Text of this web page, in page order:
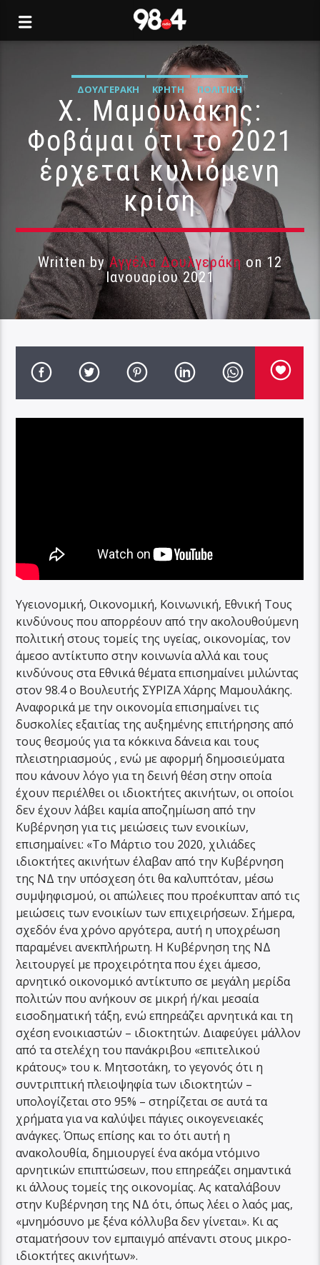
ΔΟΥΛΓΕΡΆΚΗ ΚΡΉΤΗ ΠΟΛΙΤΙΚΉ
Χ. Μαμουλάκης:
Φοβάμαι ότι το 2021
έρχεται κυλιόμενη
κρίση
Written byΑγγέλα Δουλγεράκηon 12
Ιανουαρίου 2021
Υγειονομική, Οικονομική, Κοινωνική, Εθνική Τους
κινδύνους που απορρέουν από την ακολουθούμενη
πολιτική στους τομείς της υγείας, οικονομίας, τον
άμεσο αντίκτυπο στην κοινωνία αλλά και τους
κινδύνους στα Εθνικά θέματα επισημαίνει μιλώντας
στον 98.4 ο Βουλευτής ΣΥΡΙΖΑ Χάρης Μαμουλάκης.
Αναφορικά με την οικονομία επισημαίνει τις
δυσκολίες εξαιτίας της αυξημένης επιτήρησης από
τους θεσμούς για τα κόκκινα δάνεια και τους
πλειστηριασμούς , ενώ με αφορμή δημοσιεύματα
που κάνουν λόγο για τη δεινή θέση στην οποία
έχουν περιέλθει οι ιδιοκτήτες ακινήτων, οι οποίοι
δεν έχουν λάβει καμία αποζημίωση από την
Κυβέρνηση για τις μειώσεις των ενοικίων,
επισημαίνει: «Το Μάρτιο του 2020, χιλιάδες
ιδιοκτήτες ακινήτων έλαβαν από την Κυβέρνηση
της ΝΔ την υπόσχεση ότι θα καλυπτόταν, μέσω
συμψηφισμού, οι απώλειες που προέκυπταν από τις
μειώσεις των ενοικίων των επιχειρήσεων. Σήμερα,
σχεδόν ένα χρόνο αργότερα, αυτή η υποχρέωση
παραμένει ανεκπλήρωτη. Η Κυβέρνηση της ΝΔ
λειτουργεί με προχειρότητα που έχει άμεσο,
αρνητικό οικονομικό αντίκτυπο σε μεγάλη μερίδα
πολιτών που ανήκουν σε μικρή ή/και μεσαία
εισοδηματική τάξη, ενώ επηρεάζει αρνητικά και τη
σχέση ενοικιαστών – ιδιοκτητών. Διαφεύγει μάλλον
από τα στελέχη του πανάκριβου «επιτελικού
κράτους» του κ. Μητσοτάκη, το γεγονός ότι η
συντριπτική πλειοψηφία των ιδιοκτητών –
υπολογίζεται στο 95% – στηρίζεται σε αυτά τα
χρήματα για να καλύψει πάγιες οικογενειακές
ανάγκες. Όπως επίσης και το ότι αυτή η
ανακολουθία, δημιουργεί ένα ακόμα ντόμινο
αρνητικών επιπτώσεων, που επηρεάζει σημαντικά
κι άλλους τομείς της οικονομίας. Ας καταλάβουν
στην Κυβέρνηση της ΝΔ ότι, όπως λέει ο λαός μας,
«μνημόσυνο με ξένα κόλλυβα δεν γίνεται». Κι ας
σταματήσουν τον εμπαιγμό απέναντι στους μικρο-
ιδιοκτήτες ακινήτων».